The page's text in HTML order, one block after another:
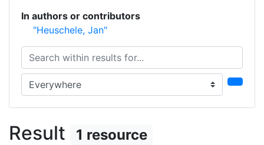
In authors or contributors
"Heuschele, Jan"
Search within results for...
Search in...
Result 1 resource